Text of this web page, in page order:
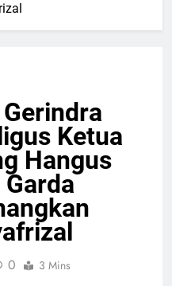
Ketua
Hangus
0 3 Mins